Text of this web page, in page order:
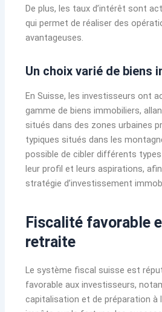
De plus, les taux d’intérêt sont
qui permet de réaliser des
avantageuses.
Un choix varié de biens
En Suisse, les investisseurs ont
gamme de biens immobiliers,
situés dans des zones urbaines
typiques situés dans les
possible de cibler différents types
leur profil et leurs aspirations,
stratégie d’investissement
Fiscalité favorable
retraite
Le système fiscal suisse est
favorable aux investisseurs,
capitalisation et de préparation à